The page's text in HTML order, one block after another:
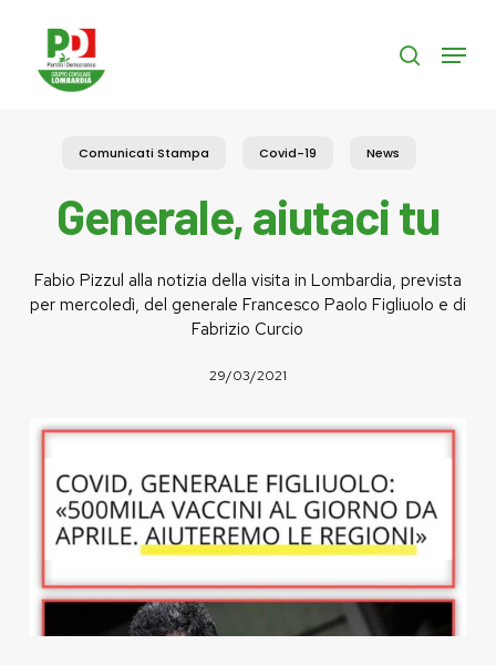
content
search
Menu
Comunicati Stampa Covid-19 News
Generale, aiutaci tu
Fabio Pizzul alla notizia della visita in Lombardia, prevista
per mercoledì, del generale Francesco Paolo Figliuolo e di
Fabrizio Curcio
29/03/2021